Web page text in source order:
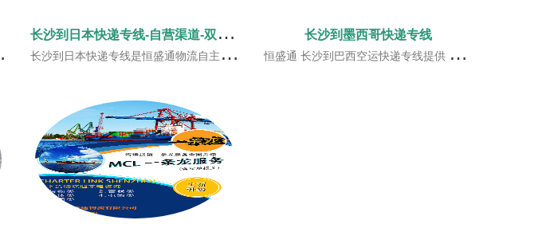
长
沙到日本快递专线-自营渠道-双清到门
长沙到日本快递专线是恒盛通物流自主开发渠道，一手庄家，一手价格。恒盛通日本快递专线服务在收到货后打印标签过机器自动测量，安排内地或香港的空港进行直飞运输
长沙到墨西哥快递专线
恒盛通 长沙到巴西空运快递专线提供 长沙到巴西国际空运， 长沙到巴西国际快递等巴西专线一站式服务。